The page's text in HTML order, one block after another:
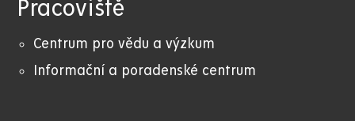
Pracoviště
Centrum pro vědu a výzkum
Informační a poradenské centrum